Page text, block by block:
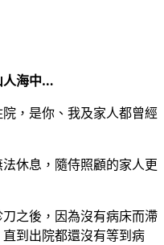
人海中…
，是你、我及家人都曾經
休息，隨侍照顧的家人更
之後，因為沒有病床而滯
到出院都還沒有等到病